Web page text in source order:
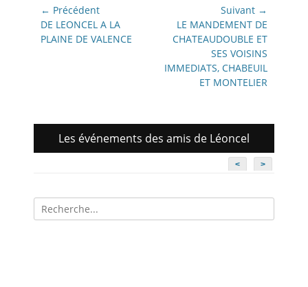
Navigation
de
l’article
← Précédent
Article
précédent:
DE LEONCEL A LA
PLAINE DE VALENCE
Suivant →
Article
suivant:
LE MANDEMENT DE
CHATEAUDOUBLE ET
SES VOISINS
IMMEDIATS, CHABEUIL
ET MONTELIER
Les événements des amis de Léoncel
< >
Recherche
pour: